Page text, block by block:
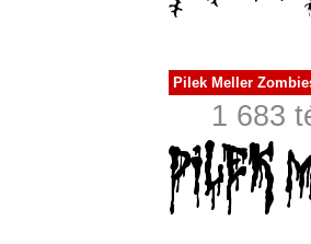
Pilek Meller
1 683